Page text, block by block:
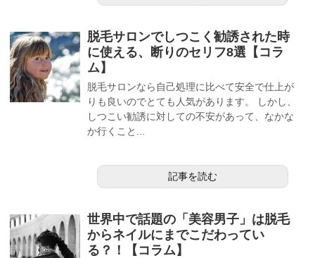
脱毛サロンでしつこく勧誘された時
に使える、断りのセリフ8選【コラ
ム】
脱毛サロンなら自己処理に比べて安全で仕上が
りも良いのでとても人気があります。 しかし、
しつこい勧誘に対しての不安があって、なかな
か行くこと...
記事を読む
世界中で話題の「美容男子」は脱毛
からネイルにまでこだわってい
る？！【コラム】